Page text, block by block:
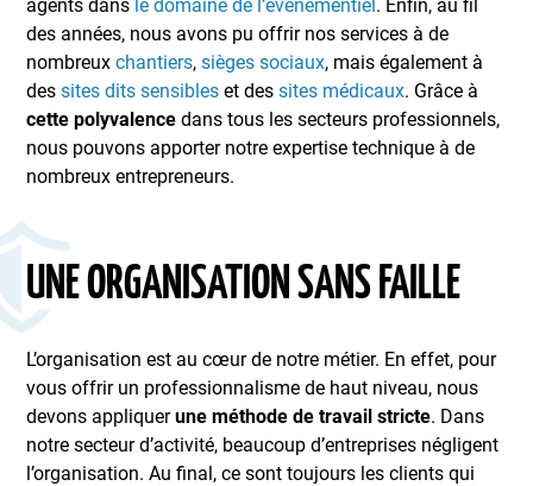
agents dans le domaine de l’événementiel. Enfin, au fil
des années, nous avons pu offrir nos services à de
nombreuxchantiers,sièges sociaux, mais également à
dessites dits sensibles et dessites médicaux. Grâce à
cette polyvalence dans tous les secteurs professionnels,
nous pouvons apporter notre expertise technique à de
nombreux entrepreneurs.
UNE ORGANISATION SANS FAILLE
L’organisation est au cœur de notre métier. En effet, pour
vous offrir un professionnalisme de haut niveau, nous
devons appliquerune méthode de travail stricte. Dans
notre secteur d’activité, beaucoup d’entreprises négligent
l’organisation. Au final, ce sont toujours les clients qui